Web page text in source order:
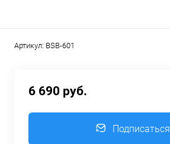
Артикул: BSB-601
6 690 руб.
Подписаться